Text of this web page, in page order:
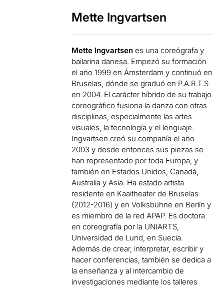
Mette Ingvartsen
Mette Ingvartsen es una coreógrafa y
bailarina danesa. Empezó su formación
el año 1999 en Ámsterdam y continuó en
Bruselas, dónde se graduó en P.A.R.T.S
en 2004. El carácter híbrido de su trabajo
coreográfico fusiona la danza con otras
disciplinas, especialmente las artes
visuales, la tecnología y el lenguaje.
Ingvartsen creó su compañía el año
2003 y desde entonces sus piezas se
han representado por toda Europa, y
también en Estados Unidos, Canadá,
Australia y Asia. Ha estado artista
residente en Kaaitheater de Bruselas
(2012-2016) y en Volksbühne en Berlín y
es miembro de la red APAP. Es doctora
en coreografía por la UNIARTS,
Universidad de Lund, en Suecia.
Además de crear, interpretar, escribir y
hacer conferencias, también se dedica a
la enseñanza y al intercambio de
investigaciones mediante los talleres